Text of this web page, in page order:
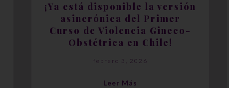
¡Ya está disponible la versión
asincrónica del Primer
Curso de Violencia Gineco-
Obstétrica en Chile!
febrero 3, 2026
Leer Más